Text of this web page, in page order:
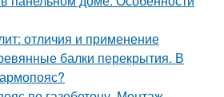
отличия и применение
балки перекрытия. В